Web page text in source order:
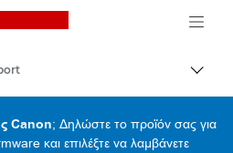
Canon Logo, back to
Canon; Δηλώστε το προϊόν σας για
και επιλέξτε να λαμβάνετε